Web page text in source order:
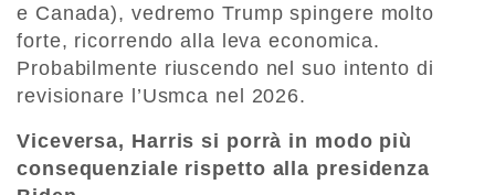
e Canada), vedremo Trump spingere molto
forte, ricorrendo alla leva economica.
Probabilmente riuscendo nel suo intento di
revisionare l’Usmca nel 2026.
Viceversa, Harris si porrà in modo più
consequenziale rispetto alla presidenza